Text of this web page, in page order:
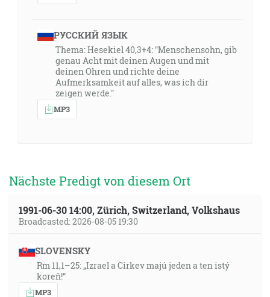
РУССКИЙ ЯЗЫК
Thema: Hesekiel 40,3+4: "Menschensohn, gib
genau Acht mit deinen Augen und mit
deinen Ohren und richte deine
Aufmerksamkeit auf alles, was ich dir
zeigen werde."
MP3
Nächste Predigt von diesem Ort
1991-06-30 14:00, Zürich, Switzerland, Volkshaus
Broadcasted: 2026-08-05 19:30
SLOVENSKY
Rm 11,1–25: „Izrael a Cirkev majú jeden a ten istý
koreň!“
MP3